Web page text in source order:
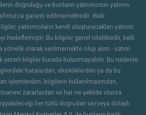
doğruluğu ve bunların yatırımcının yatırım
garanti edilmemektedir. Web
yatırımcıların kendi oluşturacakları yatırım
hedeflemiştir. Bu bilgiler genel niteliktedir, belli
yönelik olarak verilmemekte olup alım - satım
yeterli bilgiler burada bulunmayabilir. Bu nedenle
hatalardan, eksikliklerden ya da bu
işlemlerden, bilgilerin kullanılmasından,
zararlardan ve her ne şekilde olursa
her türlü doğrudan ve/veya dolaylı